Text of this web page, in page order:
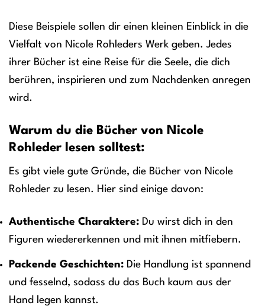
Diese Beispiele sollen dir einen kleinen Einblick in die
Vielfalt von Nicole Rohleders Werk geben. Jedes
ihrer Bücher ist eine Reise für die Seele, die dich
berühren, inspirieren und zum Nachdenken anregen
wird.
Warum du die Bücher von Nicole
Rohleder lesen solltest:
Es gibt viele gute Gründe, die Bücher von Nicole
Rohleder zu lesen. Hier sind einige davon:
Authentische Charaktere: Du wirst dich in den
Figuren wiedererkennen und mit ihnen mitfiebern.
Packende Geschichten: Die Handlung ist spannend
und fesselnd, sodass du das Buch kaum aus der
Hand legen kannst.